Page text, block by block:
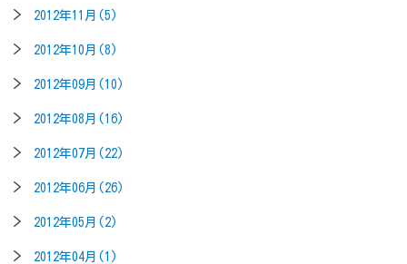
2012年11月(5)
2012年10月(8)
2012年09月(10)
2012年08月(16)
2012年07月(22)
2012年06月(26)
2012年05月(2)
2012年04月(1)